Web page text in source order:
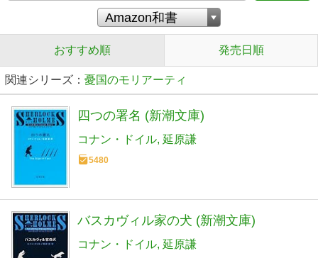
おすすめ順 発売日順
関連シリーズ： 憂国のモリアーティ
四つの署名 (新潮文庫)
コナン・ドイル 延原謙
5480
バスカヴィル家の犬 (新潮文庫)
コナン・ドイル 延原謙